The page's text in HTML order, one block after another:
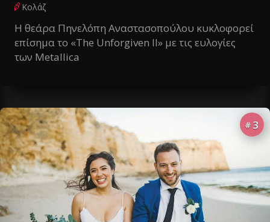
Κολάζ
Η θεάρα Πηνελόπη Αναστασοπούλου κυκλοφορεί
επίσημα το «The Unforgiven II» με τις ευλογίες
των Metallica
# 3